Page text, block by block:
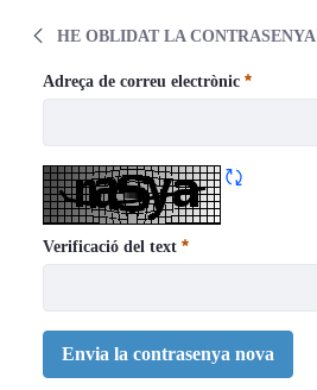
HE OBLIDAT LA CONTRASENYA
He oblidat la contrasenya
Adreça de correu electrònic
Obligatori
Verificació del text
Obligatori
Envia la contrasenya nova